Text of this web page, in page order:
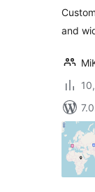
and